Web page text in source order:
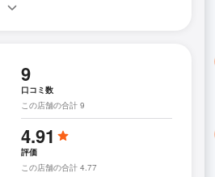
9
口コミ数
この店舗の合計 9
4.91
評価
この店舗の合計 4.77